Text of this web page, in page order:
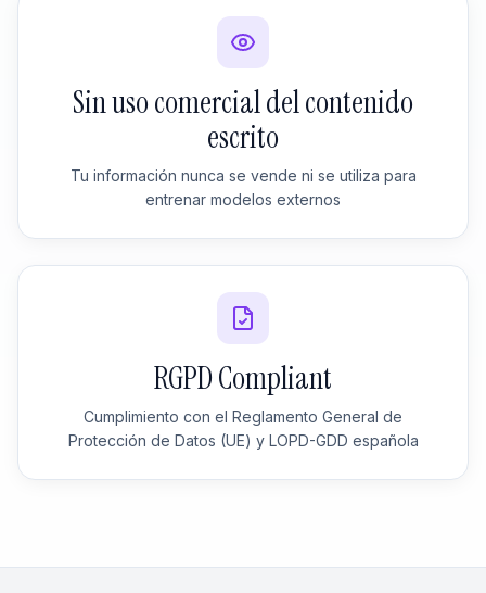
Sin uso comercial del contenido
escrito
Tu información nunca se vende ni se utiliza para
entrenar modelos externos
RGPD Compliant
Cumplimiento con el Reglamento General de
Protección de Datos (UE) y LOPD-GDD española